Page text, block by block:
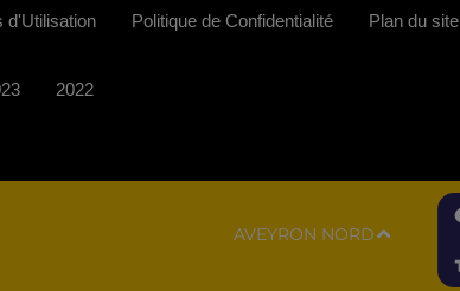
AVEYRON NORD
d'Utilisation Politique de Confidentialité Plan du site
2022